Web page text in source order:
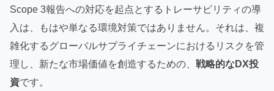
Scope 3報告への対応を起点とするトレーサビリティの導
入は、もはや単なる環境対策ではありません。それは、複
雑化するグローバルサプライチェーンにおけるリスクを管
理し、新たな市場価値を創造するための、 戦略的なDX投
資です。